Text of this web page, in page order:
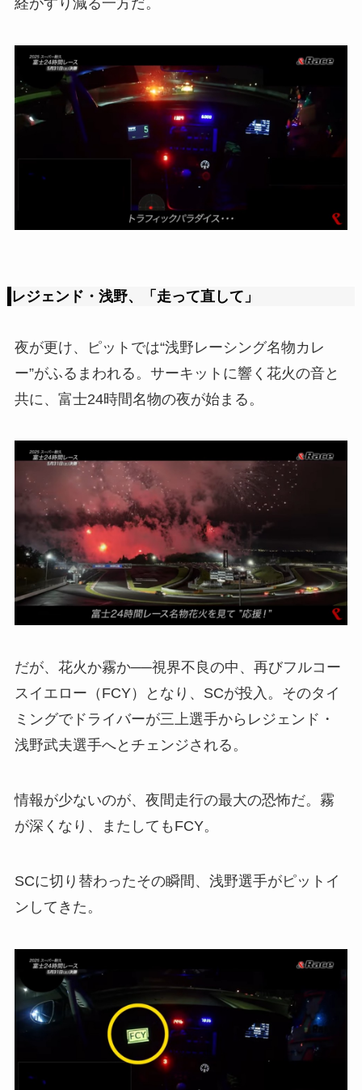
経がすり減る一方だ。
レジェンド・浅野、「走って直して」
夜が更け、ピットでは“浅野レーシング名物カレ
ー”がふるまわれる。サーキットに響く花火の音と
共に、富士24時間名物の夜が始まる。
だが、花火か霧か──視界不良の中、再びフルコー
スイエロー（FCY）となり、SCが投入。そのタイ
ミングでドライバーが三上選手からレジェンド・
浅野武夫選手へとチェンジされる。
情報が少ないのが、夜間走行の最大の恐怖だ。霧
が深くなり、またしてもFCY。
SCに切り替わったその瞬間、浅野選手がピットイ
ンしてきた。